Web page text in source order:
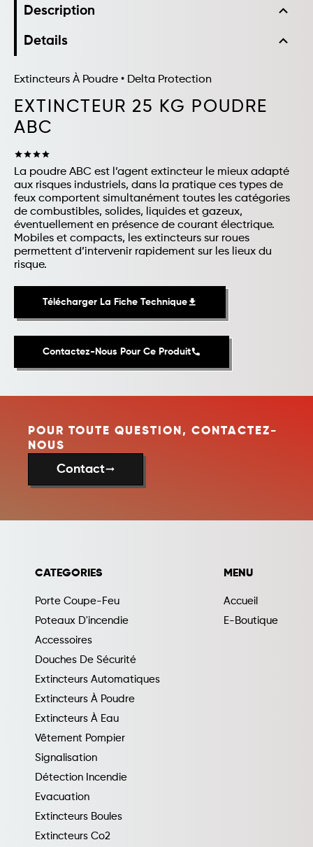
Description expand_less
Details expand_less
Extincteurs À Poudre • Delta Protection
EXTINCTEUR 25 KG POUDRE
ABC
starstarstarstar
La poudre ABC est l’agent extincteur le mieux adapté
aux risques industriels, dans la pratique ces types de
feux comportent simultanément toutes les catégories
de combustibles, solides, liquides et gazeux,
éventuellement en présence de courant électrique.
Mobiles et compacts, les extincteurs sur roues
permettent d’intervenir rapidement sur les lieux du
risque.
Télécharger La Fiche Techniquefile_download
Contactez-Nous Pour Ce Produitphone
POUR TOUTE QUESTION, CONTACTEZ-
NOUS
Contacttrending_flat
CATEGORIES
Porte Coupe-Feu
Poteaux D'incendie
Accessoires
Douches De Sécurité
Extincteurs Automatiques
Extincteurs À Poudre
Extincteurs À Eau
Vêtement Pompier
Signalisation
Détection Incendie
Evacuation
Extincteurs Boules
Extincteurs Co2
MENU
Accueil
E-Boutique